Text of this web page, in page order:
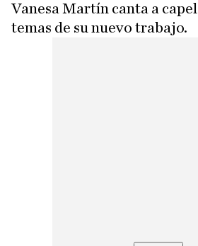
Vanesa Martín canta a
temas de su nuevo trabajo.